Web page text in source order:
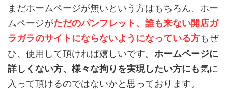
まだホームページが無いという方はもちろん、ホー
ムページがただのパンフレット、誰も来ない開店ガ
ラガラのサイトにならないようになっている方もぜ
ひ、使用して頂ければ嬉しいです。 ホームページに
詳しくない方、様々な拘りを実現したい方にも気に
入って頂けるのではないかと思っております。